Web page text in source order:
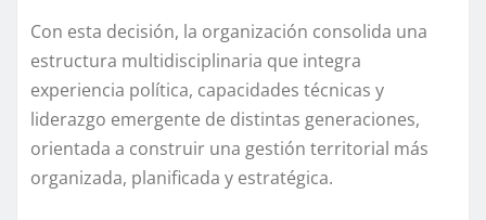
Con esta decisión, la organización consolida una
estructura multidisciplinaria que integra
experiencia política, capacidades técnicas y
liderazgo emergente de distintas generaciones,
orientada a construir una gestión territorial más
organizada, planificada y estratégica.